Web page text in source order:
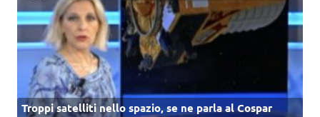
Troppi satelliti nello spazio, se ne parla al Cospar